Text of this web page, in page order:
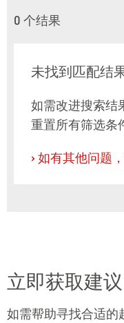
0 个结果
未找到匹配结果
如需改进搜索结
重置所有筛选条
›如有其他问题
立即获取建议
如需帮助寻找合适